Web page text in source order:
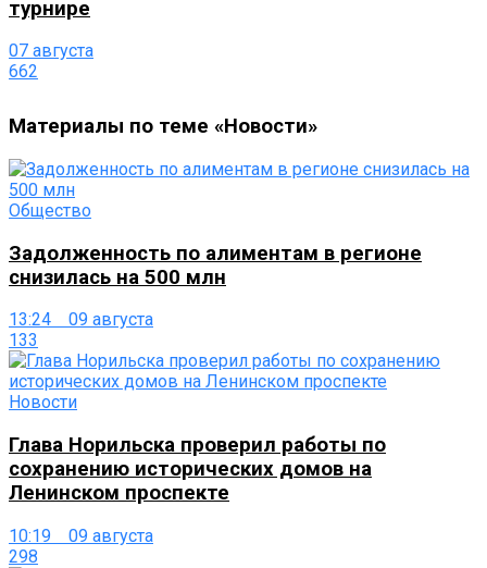
турнире
07 августа
662
Материалы по теме «Новости»
Общество
Задолженность по алиментам в регионе
снизилась на 500 млн
13:24 09 августа
133
Новости
Глава Норильска проверил работы по
сохранению исторических домов на
Ленинском проспекте
10:19 09 августа
298